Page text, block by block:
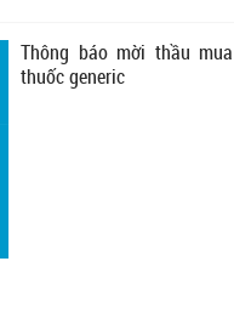
Thông báo mời thầu mua
thuốc generic